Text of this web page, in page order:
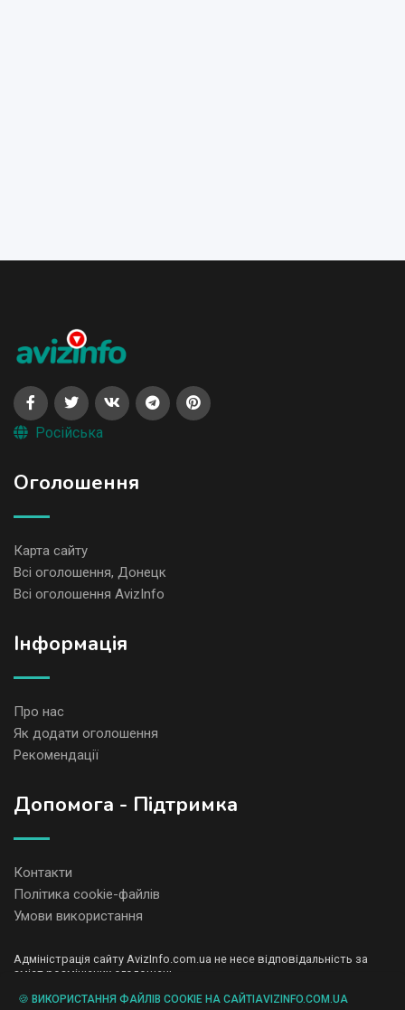
Російська
Оголошення
Карта сайту
Всі оголошення, Донецк
Всі оголошення AvizInfo
Iнформація
Про нас
Як додати оголошення
Рекомендації
Допомога - Підтримка
Контакти
Політика cookie-файлів
Умови використання
Адміністрація сайту AvizInfo.com.ua не несе відповідальність за
зміст розміщених оголошень.
і не продаємо особисту інформацію зареєстрованих користувачів
🍪 ВИКОРИСТАННЯ ФАЙЛІВ COOKIE НА САЙТІAVIZINFO.COM.UA